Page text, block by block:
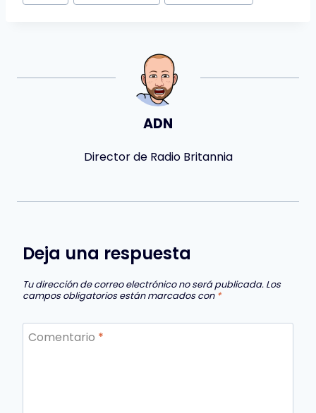
ADN
Director de Radio Britannia
Deja una respuesta
Tu dirección de correo electrónico no será publicada. Los
campos obligatorios están marcados con *
Comentario *